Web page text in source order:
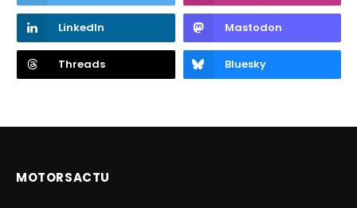
LinkedIn Mastodon
Threads Bluesky
MOTORSACTU